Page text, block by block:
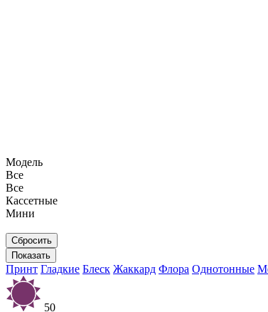
Модель
Все
Все
Кассетные
Мини
Принт Гладкие Блеск Жаккард Флора Однотонные
50